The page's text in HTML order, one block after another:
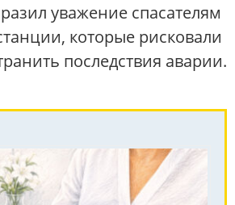
уважение спасателям
которые рисковали
последствия аварии.